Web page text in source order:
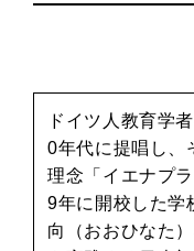
ドイツ人教育学
0年代に提唱し、
理念「イエナプ
9年に開校した学
向（おおひなた